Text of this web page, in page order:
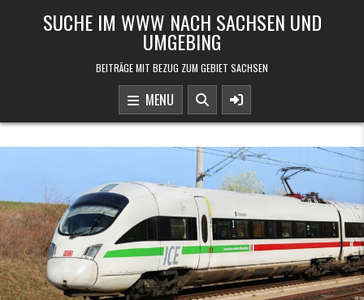
SUCHE IM WWW NACH SACHSEN UND
UMGEBING
BEITRÄGE MIT BEZUG ZUM GEBIET SACHSEN
MENU